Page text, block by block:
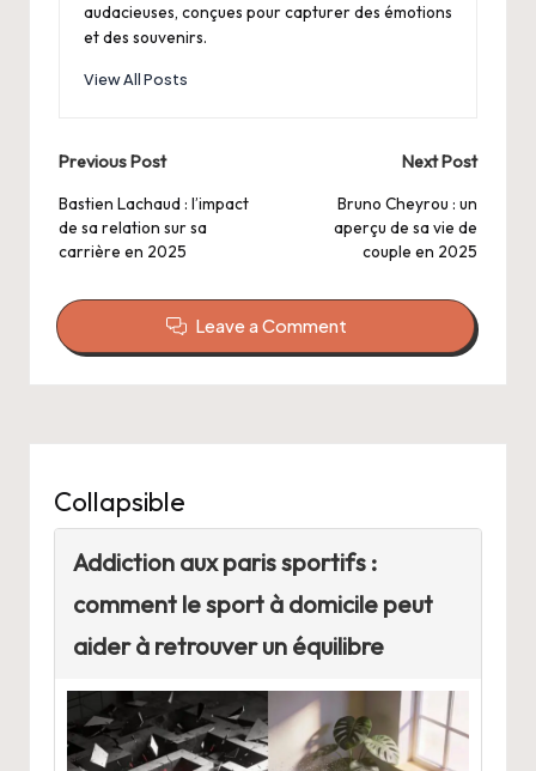
audacieuses, conçues pour capturer des émotions
et des souvenirs.
View All Posts
Post
navigation
Previous Post
Bastien Lachaud : l’impact
de sa relation sur sa
carrière en 2025
Next Post
Bruno Cheyrou : un
aperçu de sa vie de
couple en 2025
Leave a Comment
Collapsible
Addiction aux paris sportifs :
comment le sport à domicile peut
aider à retrouver un équilibre